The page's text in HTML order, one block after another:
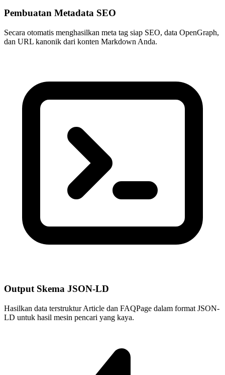
Pembuatan Metadata SEO
Secara otomatis menghasilkan meta tag siap SEO, data OpenGraph,
dan URL kanonik dari konten Markdown Anda.
Output Skema JSON-LD
Hasilkan data terstruktur Article dan FAQPage dalam format JSON-
LD untuk hasil mesin pencari yang kaya.